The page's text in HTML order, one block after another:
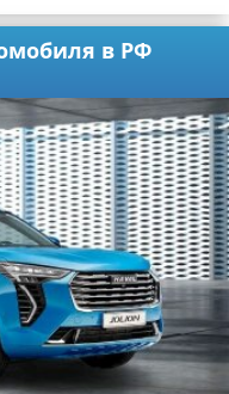
в РФ